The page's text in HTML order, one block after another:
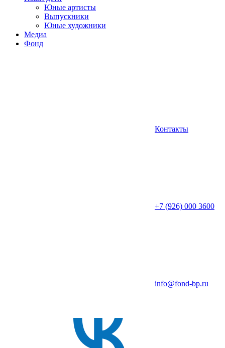
Юные артисты
Выпускники
Юные художники
Медиа
Фонд
Контакты
+7 (926) 000 3600
info@fond-bp.ru